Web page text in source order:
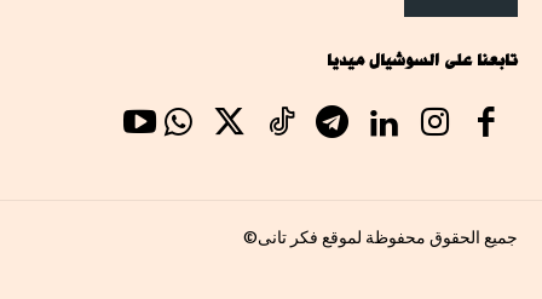
تابعنا على السوشيال ميديا
جميع الحقوق محفوظة لموقع فكر تانى©